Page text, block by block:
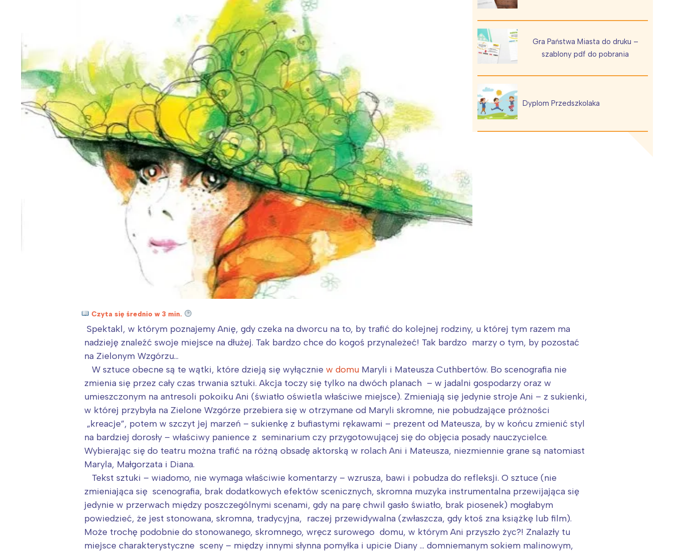
Wiosenny koncert ptaków na płocie Kwitnąca wiśnia i jej płatki Wiewiórka na kwitnącym polu
Gra Państwa Miasta do druku –
szablony pdf do pobrania
Dyplom Przedszkolaka
Czyta się średnio w 3 min.
Spektakl, w którym poznajemy Anię, gdy czeka na dworcu na to, by trafić do kolejnej rodziny, u której tym razem ma
nadzieję znaleźć swoje miejsce na dłużej. Tak bardzo chce do kogoś przynależeć! Tak bardzo marzy o tym, by pozostać
na Zielonym Wzgórzu…
W sztuce obecne są te wątki, które dzieją się wyłącznie w domu Maryli i Mateusza Cuthbertów. Bo scenografia nie
zmienia się przez cały czas trwania sztuki. Akcja toczy się tylko na dwóch planach – w jadalni gospodarzy oraz w
umieszczonym na antresoli pokoiku Ani (światło oświetla właściwe miejsce). Zmieniają się jedynie stroje Ani – z sukienki,
w której przybyła na Zielone Wzgórze przebiera się w otrzymane od Maryli skromne, nie pobudzające próżności
„kreacje”, potem w szczyt jej marzeń – sukienkę z bufiastymi rękawami – prezent od Mateusza, by w końcu zmienić styl
na bardziej dorosły – właściwy panience z seminarium czy przygotowującej się do objęcia posady nauczycielce.
Wybierając się do teatru można trafić na różną obsadę aktorską w rolach Ani i Mateusza, niezmiennie grane są natomiast
Maryla, Małgorzata i Diana.
Tekst sztuki – wiadomo, nie wymaga właściwie komentarzy – wzrusza, bawi i pobudza do refleksji. O sztuce (nie
zmieniająca się scenografia, brak dodatkowych efektów scenicznych, skromna muzyka instrumentalna przewijająca się
jedynie w przerwach między poszczególnymi scenami, gdy na parę chwil gasło światło, brak piosenek) mogłabym
powiedzieć, że jest stonowana, skromna, tradycyjna, raczej przewidywalna (zwłaszcza, gdy ktoś zna książkę lub film).
Może trochę podobnie do stonowanego, skromnego, wręcz surowego domu, w którym Ani przyszło życ?! Znalazły tu
miejsce charakterystyczne sceny – między innymi słynna pomyłka i upicie Diany … domniemanym sokiem malinowym,